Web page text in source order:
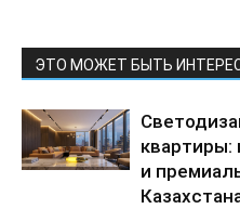
ЭТО МОЖЕТ БЫТЬ
и